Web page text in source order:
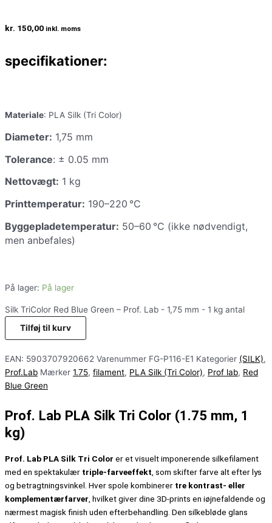
kr. 150,00 inkl. moms
specifikationer:
Materiale: PLA Silk (Tri Color)
Diameter: 1,75 mm
Tolerance: ± 0.05 mm
Nettovægt: 1 kg
Printtemperatur: 190–220 °C
Byggepladetemperatur: 50–60 °C (ikke nødvendigt,
men anbefales)
På lager: På lager
Silk TriColor Red Blue Green – Prof. Lab - 1,75 mm - 1 kg antal
Tilføj til kurv
EAN: 5903707920662 Varenummer FG-P116-E1 Kategorier (SILK),
Prof.Lab Mærker 1.75, filament, PLA Silk (Tri Color), Prof lab, Red
Blue Green
Prof. Lab PLA Silk Tri Color (1.75 mm, 1
kg)
Prof. Lab PLA Silk Tri Color er et visuelt imponerende silkefilament
med en spektakulær triple-farveeffekt, som skifter farve alt efter lys
og betragtningsvinkel. Hver spole kombinerer tre kontrast- eller
komplementærfarver, hvilket giver dine 3D-prints en iøjnefaldende og
nærmest magisk finish uden efterbehandling. Den silkebløde glans